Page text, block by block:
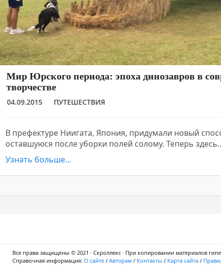
Мир Юрского периода: эпоха динозавров в
творчестве
04.09.2015 ПУТЕШЕСТВИЯ
В префектуре Ниигата, Япония, придумали новый
оставшуюся после уборки полей солому. Теперь
Узнать больше…
Все права защищены © 2021 · Скроллекс · При копировании материалов
Справочная информация: О сайте / Авторам / Контакты / Карта сайта /